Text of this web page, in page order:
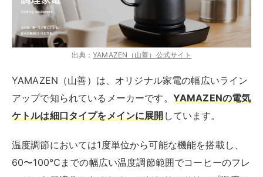
出典：YAMAZEN（山善）公式サイト
YAMAZEN（山善）は、オリジナル家電の幅広いライン
アップで知られているメーカーです。 YAMAZENの電気
ケトルは細口タイプをメインに展開しています。
温度調節においては1度単位から可能な機能を搭載し、
60〜100℃までの幅広い温度調節範囲でコーヒーのフレ